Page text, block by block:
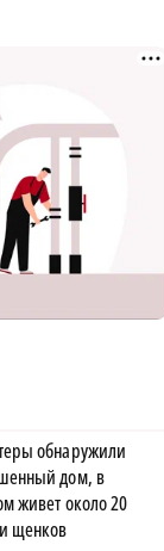
обнаружили
дом, в
живет около 20
щенков